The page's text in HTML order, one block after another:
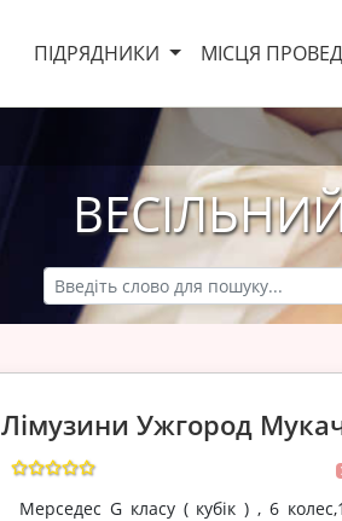
ПІДРЯДНИКИ МІСЦЯ
Лімузини Ужгород
Мерседес G класу ( кубік ) , 6